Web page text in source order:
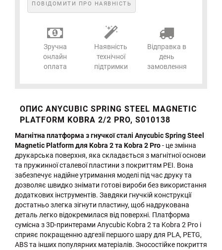
ПОВІДОМИТИ ПРО НАЯВНІСТЬ
Зручна
онлайн
оплата
Наявність
технічної
підтримки
Відправка в
день
замовлення
ОПИС ANYCUBIC SPRING STEEL MAGNETIC
PLATFORM KOBRA 2/2 PRO, S010138
Магнітна платформа з гнучкої сталі Anycubic Spring Steel
Magnetic Platform для Kobra 2 та Kobra 2 Pro- це змінна
друкарська поверхня, яка складається з магнітної основи
та пружинної сталевої пластини з покриттям PEI. Вона
забезпечує надійне утримання моделі під час друку та
дозволяє швидко знімати готові вироби без використання
додаткових інструментів. Завдяки гнучкій конструкції
достатньо злегка зігнути пластину, щоб надрукована
деталь легко відокремилася від поверхні. Платформа
сумісна з 3D-принтерами Anycubic Kobra 2 та Kobra 2 Pro і
сприяє покращенню адгезії першого шару для PLA, PETG,
ABS та інших популярних матеріалів. Зносостійке покриття